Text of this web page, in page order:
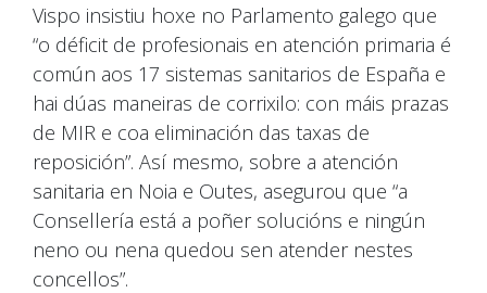
Vispo insistiu hoxe no Parlamento galego que
“o déficit de profesionais en atención primaria é
común aos 17 sistemas sanitarios de España e
hai dúas maneiras de corrixilo: con máis prazas
de MIR e coa eliminación das taxas de
reposición”. Así mesmo, sobre a atención
sanitaria en Noia e Outes, asegurou que “a
Consellería está a poñer solucións e ningún
neno ou nena quedou sen atender nestes
concellos”.